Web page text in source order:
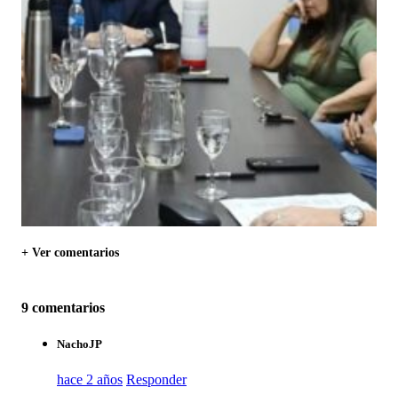
+ Ver comentarios
9 comentarios
NachoJP
hace 2 años Responder